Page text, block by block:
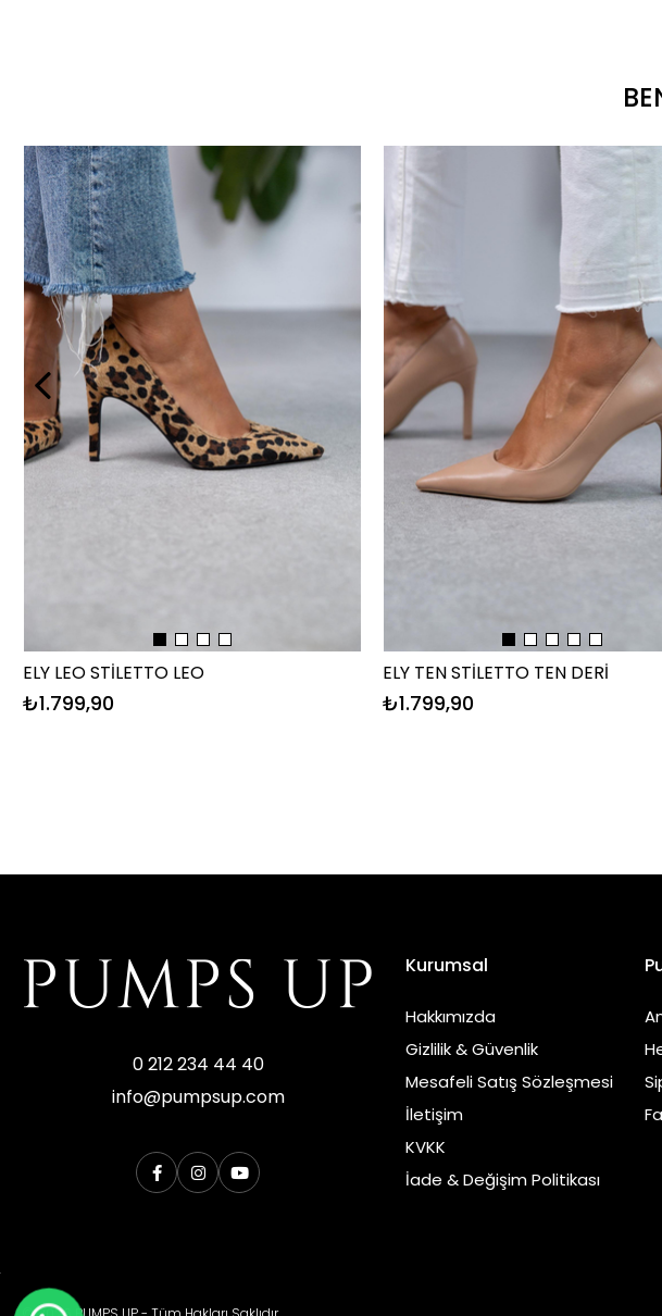
ELY LEO STİLETTO LEO
₺1.799,90
ELY TEN STİLETTO TEN DERİ
₺1.799,90
0 212 234 44 40
info@pumpsup.com
Kurumsal
Hakkımızda
Gizlilik & Güvenlik
Mesafeli Satış Sözleşmesi
İletişim
KVKK
İade & Değişim Politikası